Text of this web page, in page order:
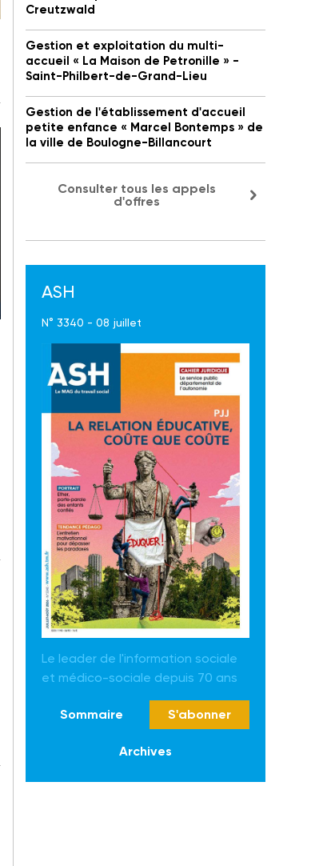
Creutzwald
Gestion et exploitation du multi-
accueil « La Maison de Petronille » -
Saint-Philbert-de-Grand-Lieu
Gestion de l'établissement d'accueil
petite enfance « Marcel Bontemps » de
la ville de Boulogne-Billancourt
Consulter tous les appels
d'offres
ASH
N° 3340 - 08 juillet
Le leader de l'information sociale
et médico-sociale depuis 70 ans
Sommaire S'abonner
Archives